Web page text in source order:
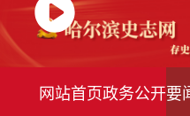
网站首页政务公开要